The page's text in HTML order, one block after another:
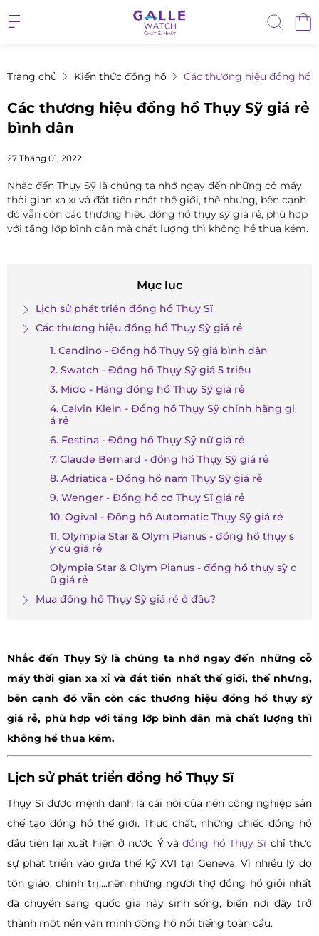
Trang chủ Kiến thức đồng hồ Các thương hiệu đồng hồ
Các thương hiệu đồng hồ Thụy Sỹ giá rẻ
bình dân
27 Tháng 01, 2022
Nhắc đến Thụy Sỹ là chúng ta nhớ ngay đến những cỗ máy
thời gian xa xỉ và đắt tiền nhất thế giới, thế nhưng, bên cạnh
đó vẫn còn các thương hiệu đồng hồ thụy sỹ giá rẻ, phù hợp
với tầng lớp bình dân mà chất lượng thì không hề thua kém.
Mục lục
Lịch sử phát triển đồng hồ Thụy Sĩ
Các thương hiệu đồng hồ Thụy Sỹ giá rẻ
1. Candino - Đồng hồ Thụy Sỹ giá bình dân
2. Swatch - Đồng hồ Thụy Sỹ giá 5 triệu
3. Mido - Hãng đồng hồ Thụy Sỹ giá rẻ
4. Calvin Klein - Đồng hồ Thụy Sỹ chính hãng gi
á rẻ
6. Festina - Đồng hồ Thụy Sỹ nữ giá rẻ
7. Claude Bernard - đồng hồ Thụy Sỹ giá rẻ
8. Adriatica - Đồng hồ nam Thụy Sỹ giá rẻ
9. Wenger - Đồng hồ cơ Thụy Sĩ giá rẻ
10. Ogival - Đồng hồ Automatic Thụy Sỹ giá rẻ
11. Olympia Star & Olym Pianus - đồng hồ thụy s
ỹ cũ giá rẻ
Olympia Star & Olym Pianus - đồng hồ thụy sỹ c
ũ giá rẻ
Mua đồng hồ Thụy Sỹ giá rẻ ở đâu?
Nhắc đến Thụy Sỹ là chúng ta nhớ ngay đến những cỗ
máy thời gian xa xỉ và đắt tiền nhất thế giới, thế nhưng,
bên cạnh đó vẫn còn các thương hiệu đồng hồ thụy sỹ
giá rẻ, phù hợp với tầng lớp bình dân mà chất lượng thì
không hề thua kém.
Lịch sử phát triển đồng hồ Thụy Sĩ
Thụy Sĩ được mệnh danh là cái nôi của nền công nghiệp sản
chế tạo đồng hồ thế giới. Thực chất, những chiếc đồng hồ
đầu tiên lại xuất hiện ở nước Ý vàđồng hồ Thụy Sĩ chỉ thực
sự phát triển vào giữa thế kỷ XVI tại Geneva. Vì nhiều lý do
tôn giáo, chính trị,...nên những người thợ đồng hồ giỏi nhất
đã chuyển sang quốc gia này sinh sống, biến nơi đây trở
thành một nền văn minh đồng hồ nổi tiếng toàn cầu.